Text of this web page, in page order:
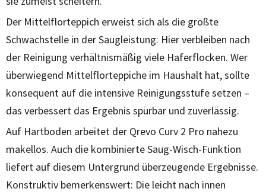
Der Mittelflorteppich erweist sich als die größte
Schwachstelle in der Saugleistung: Hier verbleiben nach
der Reinigung verhältnismäßig viele Haferflocken. Wer
überwiegend Mittelflorteppiche im Haushalt hat, sollte
konsequent auf die intensive Reinigungsstufe setzen –
das verbessert das Ergebnis spürbar und zuverlässig.
Auf Hartboden arbeitet der Qrevo Curv 2 Pro nahezu
makellos. Auch die kombinierte Saug-Wisch-Funktion
liefert auf diesem Untergrund überzeugende Ergebnisse.
Konstruktiv bemerkenswert: Die leicht nach innen